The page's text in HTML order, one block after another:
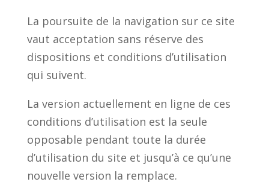
La poursuite de la navigation sur ce site
vaut acceptation sans réserve des
dispositions et conditions d’utilisation
qui suivent.
La version actuellement en ligne de ces
conditions d’utilisation est la seule
opposable pendant toute la durée
d’utilisation du site et jusqu’à ce qu’une
nouvelle version la remplace.